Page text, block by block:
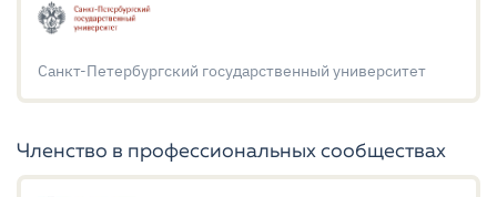
Санкт-Петербургский государственный университет
Членство в профессиональных сообществах